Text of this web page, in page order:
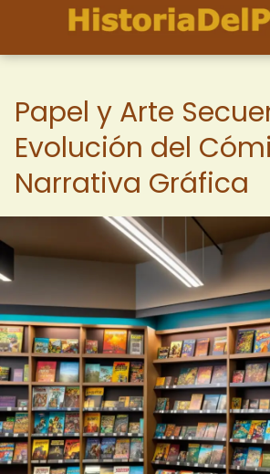
Papel y Arte
Evolución del
Narrativa Gráfica